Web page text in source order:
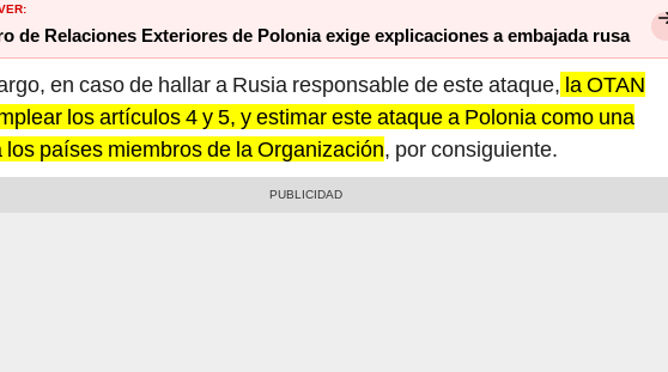
en caso de hallar a Rusia responsable de este ataque,
los artículos 4 y 5, y estimar este ataque a Polonia como una
los países miembros de la Organización, por consiguiente.